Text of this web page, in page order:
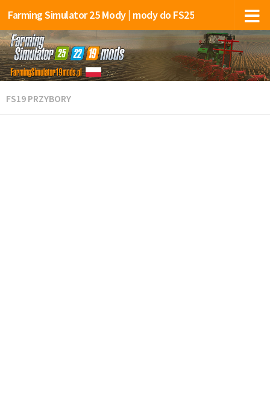
Farming Simulator 25 Mody | mody do FS25
FS19 PRZYBORY